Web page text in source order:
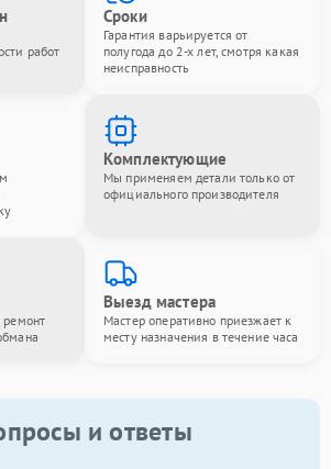
работ
Сроки
Гарантия варьируется от
полугода до 2-х лет, смотря какая
неисправность
Комплектующие
Мы применяем детали только от
официального производителя
ремонт
Выезд мастера
Мастер оперативно приезжает к
месту назначения в течение часа
и ответы